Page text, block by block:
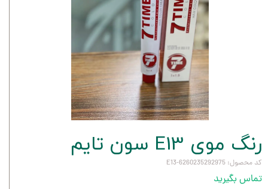
رنگ موی E13 سون تایم
کد محصول: 6260235292975-E13
تماس بگیرید